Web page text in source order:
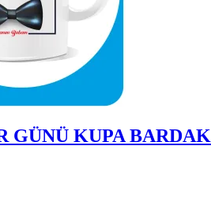
GÜNÜ KUPA BARDAK